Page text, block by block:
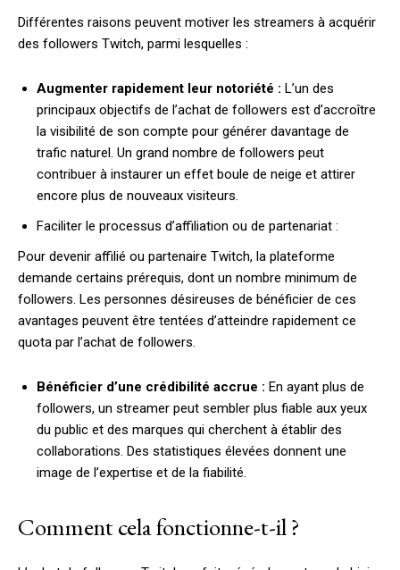
Différentes raisons peuvent motiver les streamers à acquérir
des followers Twitch, parmi lesquelles :
Augmenter rapidement leur notoriété : L’un des
principaux objectifs de l’achat de followers est d’accroître
la visibilité de son compte pour générer davantage de
trafic naturel. Un grand nombre de followers peut
contribuer à instaurer un effet boule de neige et attirer
encore plus de nouveaux visiteurs.
Faciliter le processus d’affiliation ou de partenariat :
Pour devenir affilié ou partenaire Twitch, la plateforme
demande certains prérequis, dont un nombre minimum de
followers. Les personnes désireuses de bénéficier de ces
avantages peuvent être tentées d’atteindre rapidement ce
quota par l’achat de followers.
Bénéficier d’une crédibilité accrue : En ayant plus de
followers, un streamer peut sembler plus fiable aux yeux
du public et des marques qui cherchent à établir des
collaborations. Des statistiques élevées donnent une
image de l’expertise et de la fiabilité.
Comment cela fonctionne-t-il ?